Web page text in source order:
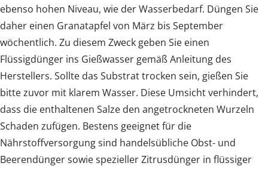
ebenso hohen Niveau, wie der Wasserbedarf. Düngen Sie
daher einen Granatapfel von März bis September
wöchentlich. Zu diesem Zweck geben Sie einen
Flüssigdünger ins Gießwasser gemäß Anleitung des
Herstellers. Sollte das Substrat trocken sein, gießen Sie
bitte zuvor mit klarem Wasser. Diese Umsicht verhindert,
dass die enthaltenen Salze den angetrockneten Wurzeln
Schaden zufügen. Bestens geeignet für die
Nährstoffversorgung sind handelsübliche Obst- und
Beerendünger sowie spezieller Zitrusdünger in flüssiger